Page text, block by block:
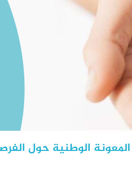
الوطنية حول